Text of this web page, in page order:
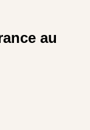
au